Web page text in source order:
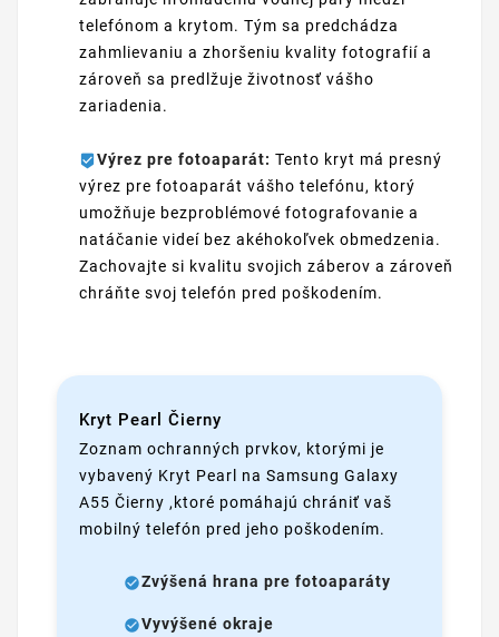
telefónom a krytom. Tým sa predchádza
zahmlievaniu a zhoršeniu kvality fotografií a
zároveň sa predlžuje životnosť vášho
zariadenia.
Výrez pre fotoaparát: Tento kryt má presný
výrez pre fotoaparát vášho telefónu, ktorý
umožňuje bezproblémové fotografovanie a
natáčanie videí bez akéhokoľvek obmedzenia.
Zachovajte si kvalitu svojich záberov a zároveň
chráňte svoj telefón pred poškodením.
Kryt Pearl Čierny
Zoznam ochranných prvkov, ktorými je
vybavený Kryt Pearl na Samsung Galaxy
A55 Čierny ,ktoré pomáhajú chrániť vaš
mobilný telefón pred jeho poškodením.
Zvýšená hrana pre fotoaparáty
Vyvýšené okraje